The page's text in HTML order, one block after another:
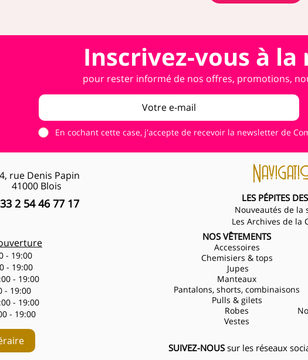
Inscrivez-vous à
pour rester informé de nos offres, promotions,
En cochant cette case, j'accepte de recevoir la newsletter de
rue Denis Papin
41000 Blois
2 54 46 77 17
- 19:00
- 19:00
- 19:00
- 19:00
- 19:00
- 19:00
LES PÉPITES
Nouveautés de la
Les Archives de la
NOS VÊTEMENTS
Accessoires
Chemisiers & tops
Jupes
Manteaux
Pantalons, shorts, combinaisons
Pulls & gilets
Robes
Vestes
SUIVEZ-NOUS sur les réseaux